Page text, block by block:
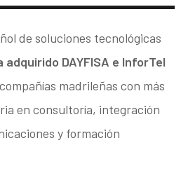
de soluciones tecnológicas
adquirido DAYFISA e InforTel
madrileñas con más
en consultoría, integración
y formación